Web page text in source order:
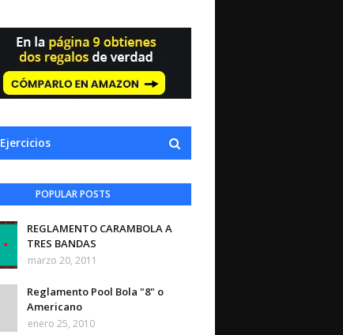
Ejercicios
POPULAR POSTS
REGLAMENTO CARAMBOLA A
TRES BANDAS
marzo 20, 2011
Reglamento Pool Bola "8" o
Americano
enero 25, 2010